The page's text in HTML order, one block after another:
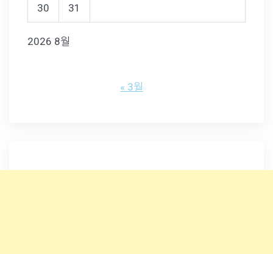
2026 8월
30 31
« 3월